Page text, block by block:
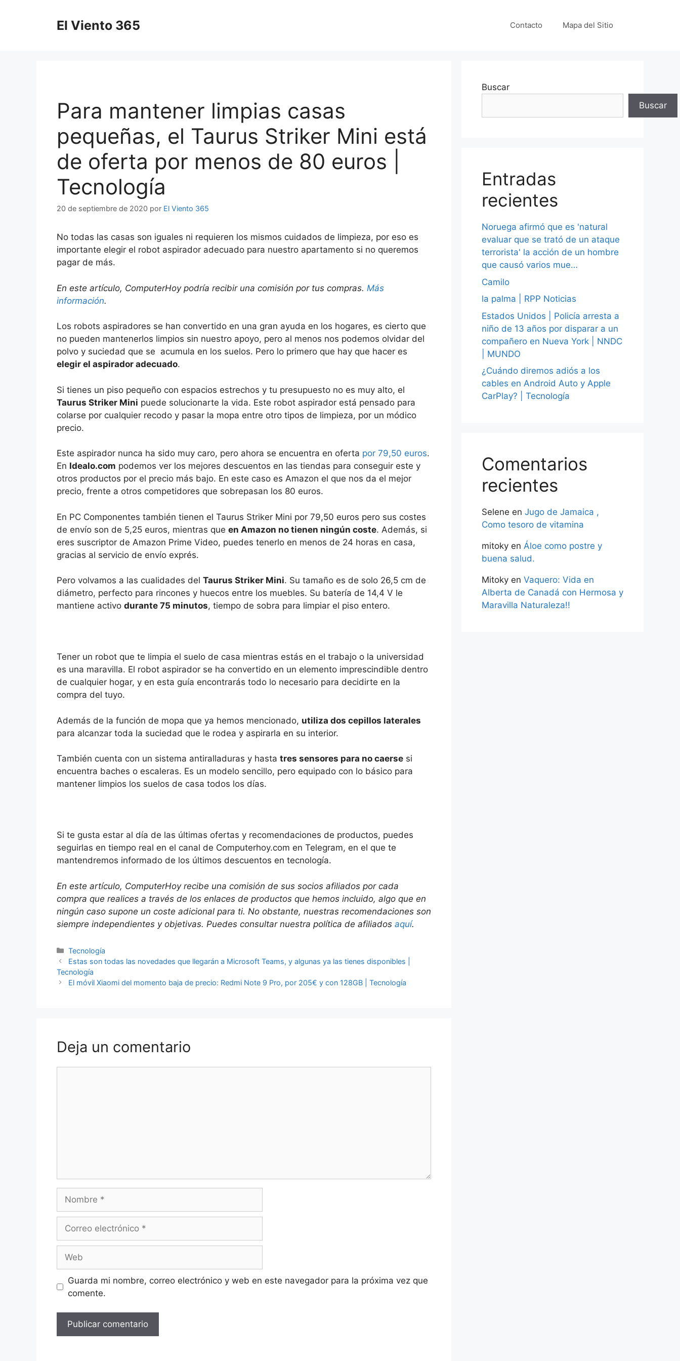
El Viento 365 Contacto Mapa del Sitio
Para mantener limpias casas
pequeñas, el Taurus Striker Mini está
de oferta por menos de 80 euros |
Tecnología
20 de septiembre de 2020 por El Viento 365
No todas las casas son iguales ni requieren los mismos cuidados de limpieza, por eso es
importante elegir el robot aspirador adecuado para nuestro apartamento si no queremos
pagar de más.
En este artículo, ComputerHoy podría recibir una comisión por tus compras. Más
información.
Los robots aspiradores se han convertido en una gran ayuda en los hogares, es cierto que
no pueden mantenerlos limpios sin nuestro apoyo, pero al menos nos podemos olvidar del
polvo y suciedad que se acumula en los suelos. Pero lo primero que hay que hacer es
elegir el aspirador adecuado.
Si tienes un piso pequeño con espacios estrechos y tu presupuesto no es muy alto, el
Taurus Striker Mini puede solucionarte la vida. Este robot aspirador está pensado para
colarse por cualquier recodo y pasar la mopa entre otro tipos de limpieza, por un módico
precio.
Este aspirador nunca ha sido muy caro, pero ahora se encuentra en oferta por 79,50 euros.
En Idealo.com podemos ver los mejores descuentos en las tiendas para conseguir este y
otros productos por el precio más bajo. En este caso es Amazon el que nos da el mejor
precio, frente a otros competidores que sobrepasan los 80 euros.
En PC Componentes también tienen el Taurus Striker Mini por 79,50 euros pero sus costes
de envío son de 5,25 euros, mientras que en Amazon no tienen ningún coste. Además, si
eres suscriptor de Amazon Prime Video, puedes tenerlo en menos de 24 horas en casa,
gracias al servicio de envío exprés.
Pero volvamos a las cualidades del Taurus Striker Mini. Su tamaño es de solo 26,5 cm de
diámetro, perfecto para rincones y huecos entre los muebles. Su batería de 14,4 V le
mantiene activo durante 75 minutos, tiempo de sobra para limpiar el piso entero.
Tener un robot que te limpia el suelo de casa mientras estás en el trabajo o la universidad
es una maravilla. El robot aspirador se ha convertido en un elemento imprescindible dentro
de cualquier hogar, y en esta guía encontrarás todo lo necesario para decidirte en la
compra del tuyo.
Además de la función de mopa que ya hemos mencionado, utiliza dos cepillos laterales
para alcanzar toda la suciedad que le rodea y aspirarla en su interior.
También cuenta con un sistema antiralladuras y hasta tres sensores para no caerse si
encuentra baches o escaleras. Es un modelo sencillo, pero equipado con lo básico para
mantener limpios los suelos de casa todos los días.
Si te gusta estar al día de las últimas ofertas y recomendaciones de productos, puedes
seguirlas en tiempo real en el canal de Computerhoy.com en Telegram, en el que te
mantendremos informado de los últimos descuentos en tecnología.
En este artículo, ComputerHoy recibe una comisión de sus socios afiliados por cada
compra que realices a través de los enlaces de productos que hemos incluido, algo que en
ningún caso supone un coste adicional para ti. No obstante, nuestras recomendaciones son
siempre independientes y objetivas. Puedes consultar nuestra política de afiliados aquí.
Categorías
Tecnología
Estas son todas las novedades que llegarán a Microsoft Teams, y algunas ya las tienes disponibles |
Tecnología
El móvil Xiaomi del momento baja de precio: Redmi Note 9 Pro, por 205€ y con 128GB | Tecnología
Deja un comentario
electrónico
Guarda mi nombre, correo electrónico y web en este navegador para la próxima vez que
comente.
Buscar
Buscar
Entradas
recientes
Noruega afirmó que es 'natural
evaluar que se trató de un ataque
terrorista' la acción de un hombre
que causó varios mue…
Camilo
la palma | RPP Noticias
Estados Unidos | Policía arresta a
niño de 13 años por disparar a un
compañero en Nueva York | NNDC
| MUNDO
¿Cuándo diremos adiós a los
cables en Android Auto y Apple
CarPlay? | Tecnología
Comentarios
recientes
Selene en Jugo de Jamaica ,
Como tesoro de vitamina
mitoky en Áloe como postre y
buena salud.
Mitoky en Vaquero: Vida en
Alberta de Canadá con Hermosa y
Maravilla Naturaleza!!